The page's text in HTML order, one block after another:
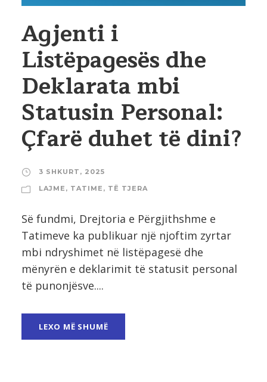
Agjenti i
Listëpagesës dhe
Deklarata mbi
Statusin Personal:
Çfarë duhet të dini?
3 SHKURT, 2025
LAJME , TATIME , TË TJERA
Së fundmi, Drejtoria e Përgjithshme e
Tatimeve ka publikuar një njoftim zyrtar
mbi ndryshimet në listëpagesë dhe
mënyrën e deklarimit të statusit personal
të punonjësve....
LEXO MË SHUMË